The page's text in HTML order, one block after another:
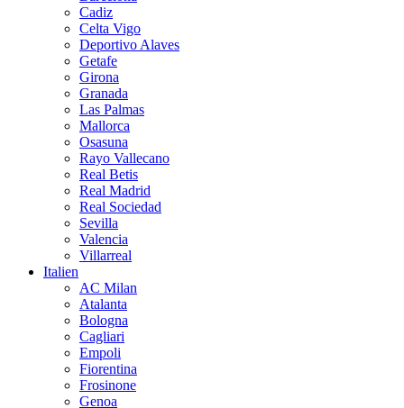
Cadiz
Celta Vigo
Deportivo Alaves
Getafe
Girona
Granada
Las Palmas
Mallorca
Osasuna
Rayo Vallecano
Real Betis
Real Madrid
Real Sociedad
Sevilla
Valencia
Villarreal
Italien
AC Milan
Atalanta
Bologna
Cagliari
Empoli
Fiorentina
Frosinone
Genoa